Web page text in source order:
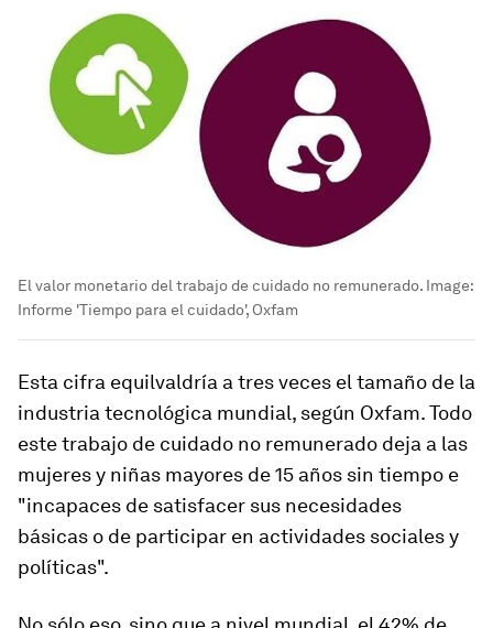
El valor monetario del trabajo de cuidado no remunerado. Image:
Informe 'Tiempo para el cuidado', Oxfam
Esta cifra equilvaldría a tres veces el tamaño de la
industria tecnológica mundial, según Oxfam. Todo
este trabajo de cuidado no remunerado deja a las
mujeres y niñas mayores de 15 años sin tiempo e
"incapaces de satisfacer sus necesidades
básicas o de participar en actividades sociales y
políticas".